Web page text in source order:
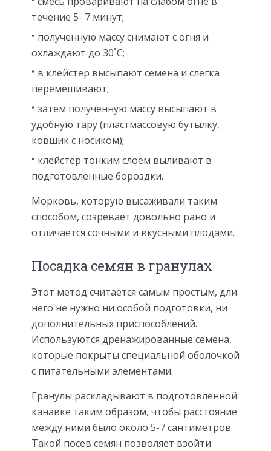
течение 5- 7 минут;
полученную массу снимают с огня и
охлаждают до 30˚C;
в клейстер высыпают семена и слегка
перемешивают;
затем полученную массу высыпают в
удобную тару (пластмассовую бутылку,
ковшик с носиком);
клейстер тонким слоем выливают в
подготовленные бороздки.
Морковь, которую высаживали таким
способом, созревает довольно рано и
отличается сочными и вкусными плодами.
Посадка семян в гранулах
Этот метод считается самым простым, дли
него не нужно ни особой подготовки, ни
дополнительных приспособлений.
Используются дренажированные семена,
которые покрыты специальной оболочкой
с питательными элементами.
Гранулы раскладывают в подготовленной
канавке таким образом, чтобы расстояние
между ними было около 5-7 сантиметров.
Такой посев семян позволяет взойти